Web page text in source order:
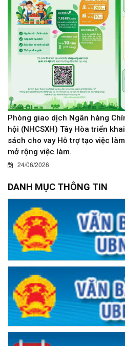
Phòng giao dịch Ngân hàng
hội (NHCSXH) Tây Hòa triển
sách cho vay Hỗ trợ tạo việc
mở rộng việc làm.
24/06/2026
DANH MỤC THÔNG TIN